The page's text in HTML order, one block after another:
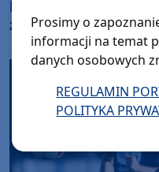
zapowiada montaż
Prosimy o
informacji na temat
danych osobowych
REGULAMIN
POLITYKA